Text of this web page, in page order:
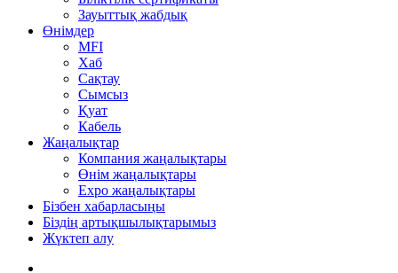
Зауыттық жабдық
Өнімдер
MFI
Хаб
Сақтау
Сымсыз
Қуат
Кабель
Жаңалықтар
Компания жаңалықтары
Өнім жаңалықтары
Expo жаңалықтары
Бізбен хабарласыңы
Біздің артықшылықтарымыз
Жүктеп алу